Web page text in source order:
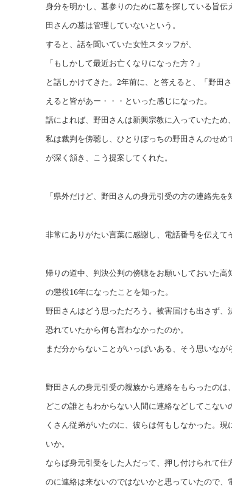
身分を明かし、墓参りのために墓を探している旨
田さんの墓は管理していないという。
すると、話を聞いていた女性スタッフが、
「もしかして最近お亡くなりになった方？」
と話しかけてきた。2年前に、と答えると、「野田
えると皆があー・・・といった感じになった。
話によれば、野田さんは新興宗教に入っていたため
私は裁判を傍聴し、ひとりぼっちの野田さんのせ
が深く頷き、こう提案してくれた。
「県外だけど、野田さんの身元引受の方の連絡先
非常にありがたい言葉に感謝し、電話番号を伝えて
帰りの道中、判決公判の傍聴をお願いしておいた
の懲役16年になったことを知った。
野田さんはどう思っただろう。被害届けも出さず
恐れていたから何も言わなかったのか。
まだ分からないことがいっぱいある、そう思いなが
野田さんの身元引受の親族から連絡をもらったのは
どこの誰ともわからない人間に連絡などしてこな
くさん従弟がいたのに、彼らは何もしなかった。
いか。
ならば身元引受をした人だって、押し付けられて
のに連絡は来ないのではないかと思っていたので、